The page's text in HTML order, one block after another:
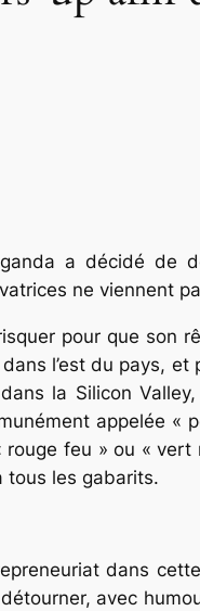
a décidé de
ne viennent
pour que son
l’est du pays,
la Silicon
appelée «
feu » ou «
tous les gabarits.
dans
avec